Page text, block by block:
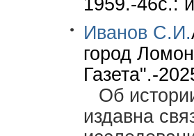
1959.-46с.:
Иванов С.И.
город
Газета".-
Об
издавна